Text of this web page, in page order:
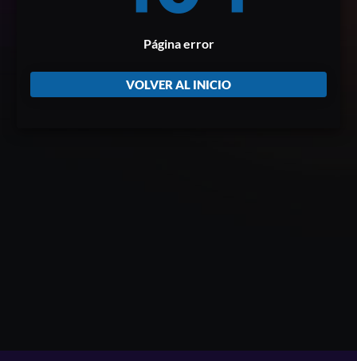
Página error
VOLVER AL INICIO